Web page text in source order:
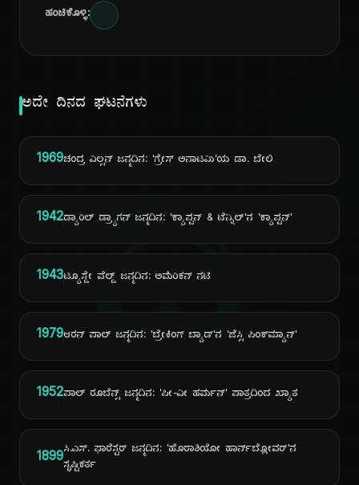
ದಿ
ಹಂಚಿಕೊಳ್ಳಿ:
ಅದೇ ದಿನದ ಘಟನೆಗಳು
1969ಚಂದ್ರ ವಿಲ್ಸನ್ ಜನ್ಮದಿನ: 'ಗ್ರೇಸ್ ಅನಾಟಮಿ'ಯ ಡಾ. ಬೇಲಿ
1942ಡ್ಯಾರಿಲ್ ಡ್ರ್ಯಾಗನ್ ಜನ್ಮದಿನ: 'ಕ್ಯಾಪ್ಟನ್ & ಟೆನ್ನಿಲ್'ನ 'ಕ್ಯಾಪ್ಟನ್'
1943ಟ್ಯೂಸ್ಡೇ ವೆಲ್ಡ್ ಜನ್ಮದಿನ: ಅಮೆರಿಕನ್ ನಟಿ
1979ಆರನ್ ಪಾಲ್ ಜನ್ಮದಿನ: 'ಬ್ರೇಕಿಂಗ್ ಬ್ಯಾಡ್'ನ 'ಜೆಸ್ಸಿ ಪಿಂಕ್‌ಮ್ಯಾನ್'
1952ಪಾಲ್ ರೂಬೆನ್ಸ್ ಜನ್ಮದಿನ: 'ಪೀ-ವೀ ಹರ್ಮನ್' ಪಾತ್ರದಿಂದ ಖ್ಯಾತ
1899ಸಿ.ಎಸ್. ಫಾರೆಸ್ಟರ್ ಜನ್ಮದಿನ: 'ಹೊರಾಶಿಯೋ ಹಾರ್ನ್‌ಬ್ಲೋವರ್'ನ
ಸೃಷ್ಟಿಕರ್ತ